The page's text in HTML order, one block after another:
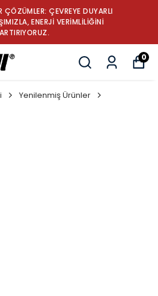
ÇÖZÜMLER: ÇEVREYE DUYARLI
ENERJİ VERİMLİLİĞİNİ
ARTIRIYORUZ.
0
Yenilenmiş Ürünler